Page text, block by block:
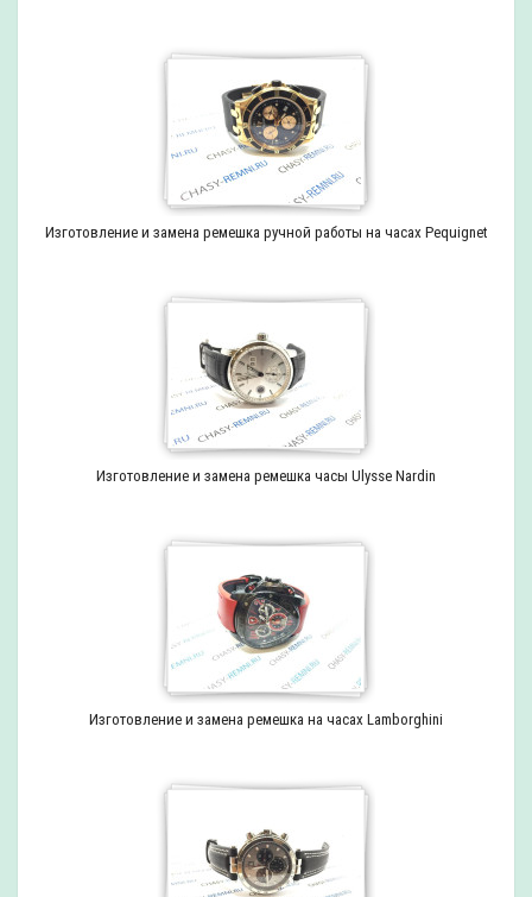
Изготовление и замена ремешка ручной работы на часах Pequignet
Изготовление и замена ремешка часы Ulysse Nardin
Изготовление и замена ремешка на часах Lamborghini